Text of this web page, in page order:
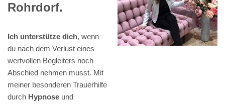
Rohrdorf.
Ich unterstütze dich, wenn
du nach dem Verlust eines
wertvollen Begleiters noch
Abschied nehmen musst. Mit
meiner besonderen Trauerhilfe
durch Hypnose und